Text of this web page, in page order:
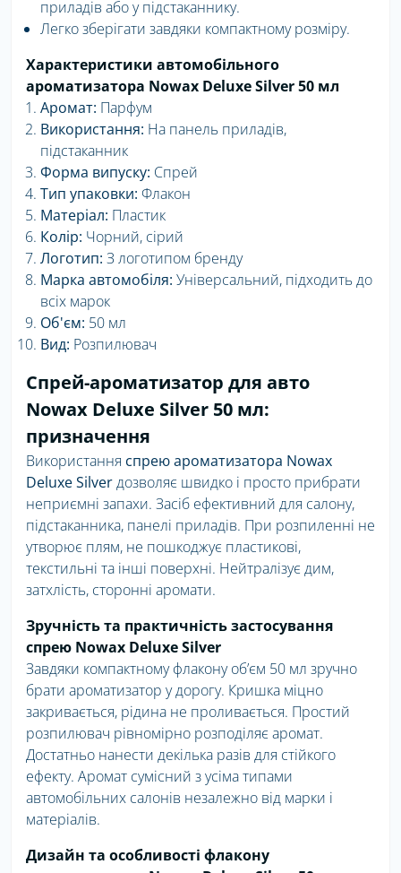
приладів або у підстаканнику.
Легко зберігати завдяки компактному розміру.
Характеристики автомобільного
ароматизатора Nowax Deluxe Silver 50 мл
Аромат: Парфум
Використання: На панель приладів,
підстаканник
Форма випуску: Спрей
Тип упаковки: Флакон
Матеріал: Пластик
Колір: Чорний, сірий
Логотип: З логотипом бренду
Марка автомобіля: Універсальний, підходить до
всіх марок
Об'єм: 50 мл
Вид: Розпилювач
Спрей-ароматизатор для авто
Nowax Deluxe Silver 50 мл:
призначення
Використання спрею ароматизатора Nowax
Deluxe Silverдозволяє швидко і просто прибрати
неприємні запахи. Засіб ефективний для салону,
підстаканника, панелі приладів. При розпиленні не
утворює плям, не пошкоджує пластикові,
текстильні та інші поверхні. Нейтралізує дим,
затхлість, сторонні аромати.
Зручність та практичність застосування
спрею Nowax Deluxe Silver
Завдяки компактному флакону об’єм 50 мл зручно
брати ароматизатор у дорогу. Кришка міцно
закривається, рідина не проливається. Простий
розпилювач рівномірно розподіляє аромат.
Достатньо нанести декілька разів для стійкого
ефекту. Аромат сумісний з усіма типами
автомобільних салонів незалежно від марки і
матеріалів.
Дизайн та особливості флакону